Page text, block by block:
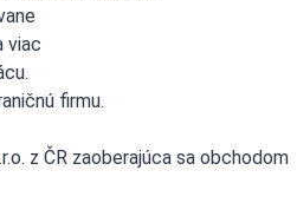
viac
firmu.
z ČR zaoberajúca sa obchodom